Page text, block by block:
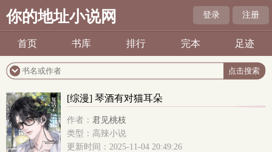
你的地址小说网 登录 注册
首页 书库 排行 完本 足迹
[综漫] 琴酒有对猫耳朵
作者： 君见桃枝
类型：高辣小说
更新时间：2025-11-04 20:49:26